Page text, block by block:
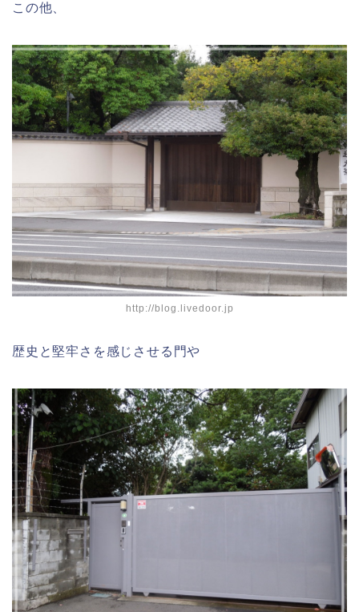
この他、
http://blog.livedoor.jp
歴史と堅牢さを感じさせる門や